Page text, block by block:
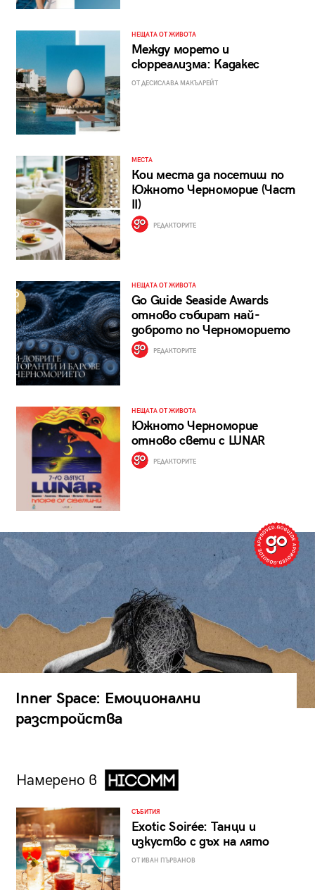
НЕЩАТА ОТ ЖИВОТА
Между морето и
сюрреализма: Кадакес
ОТ ДЕСИСЛАВА МАКЪЛРЕЙТ
МЕСТА
Кои места да посетиш по
Южното Черноморие (Част
II)
РЕДАКТОРИТЕ
НЕЩАТА ОТ ЖИВОТА
Go Guide Seaside Awards
отново събират най-
доброто по Черноморието
РЕДАКТОРИТЕ
НЕЩАТА ОТ ЖИВОТА
Южното Черноморие
отново свети с LUNAR
РЕДАКТОРИТЕ
Inner Space: Емоционални
разстройства
Намерено в
СЪБИТИЯ
Exotic Soirée: Танци и
изкуство с дъх на лято
ОТ ИВАН ПЪРВАНОВ